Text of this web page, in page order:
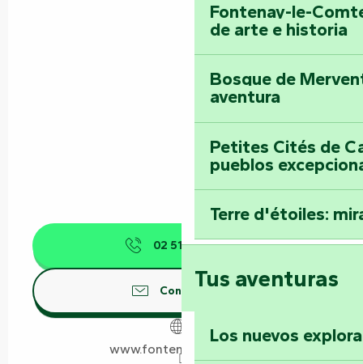
Fontenay-le-
de arte e historia
Bosque de
aventura
Petites Cités de
pueblos
Terre d'étoiles:
Tus aventuras
Los nuevos
02 51 87 60▒▒
Contáctenos
www.fontenayvendee.fr